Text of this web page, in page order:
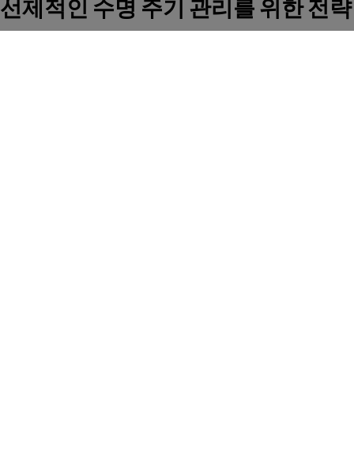
선제적인 수명 주기 관리를 위한 전략